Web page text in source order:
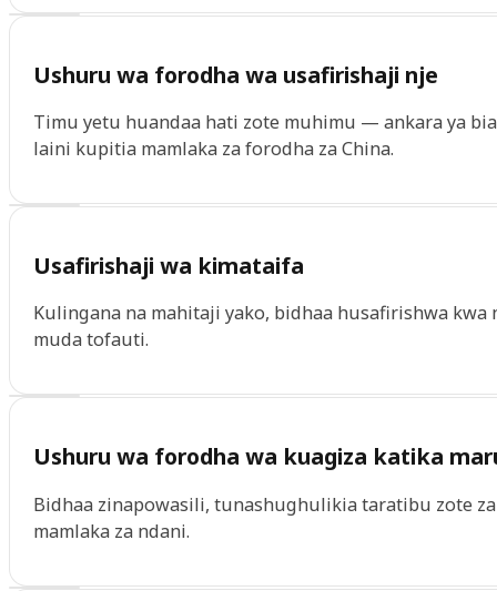
Ushuru wa forodha wa usafirishaji nje
Timu yetu huandaa hati zote muhimu — ankara ya
laini kupitia mamlaka za forodha za China.
Usafirishaji wa kimataifa
Kulingana na mahitaji yako, bidhaa husafirishwa
muda tofauti.
Ushuru wa forodha wa kuagiza katika
Bidhaa zinapowasili, tunashughulikia taratibu zote
mamlaka za ndani.